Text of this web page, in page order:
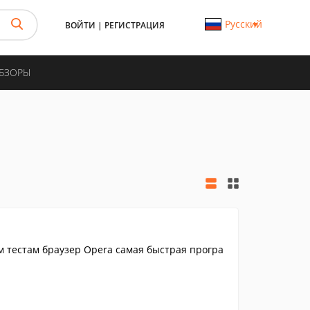
ВОЙТИ | РЕГИСТРАЦИЯ Русский
браузер Opera самая быстрая програ